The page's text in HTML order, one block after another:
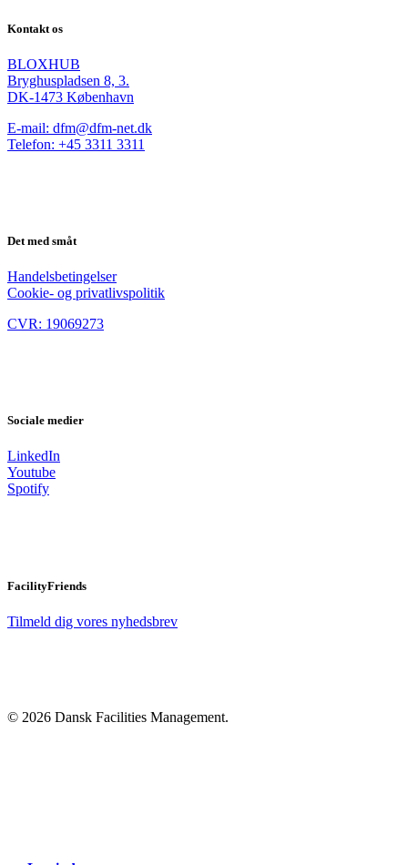
Kontakt os
BLOXHUB
Bryghuspladsen 8, 3.
DK-1473 København
E-mail: dfm@dfm-net.dk
Telefon: +45 3311 3311
Det med småt
Handelsbetingelser
Cookie- og privatlivspolitik
CVR: 19069273
Sociale medier
LinkedIn
Youtube
Spotify
FacilityFriends
Tilmeld dig vores nyhedsbrev
© 2026 Dansk Facilities Management.